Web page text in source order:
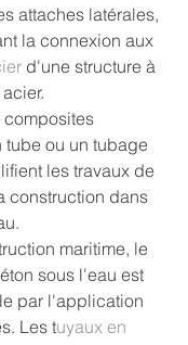
attaches latérales,
la connexion aux
d'une structure à
tube ou un tubage
les travaux de
construction dans
maritime, le
sous l'eau est
par l'application
Les tuyaux en